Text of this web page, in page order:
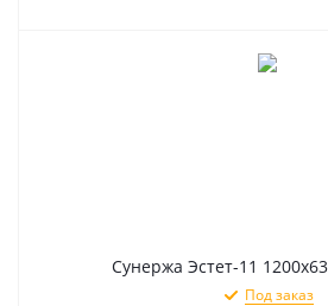
Сунержа Эстет-11
Под заказ